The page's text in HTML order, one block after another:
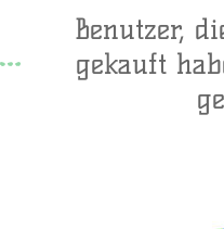
Benutzer,
gekauft